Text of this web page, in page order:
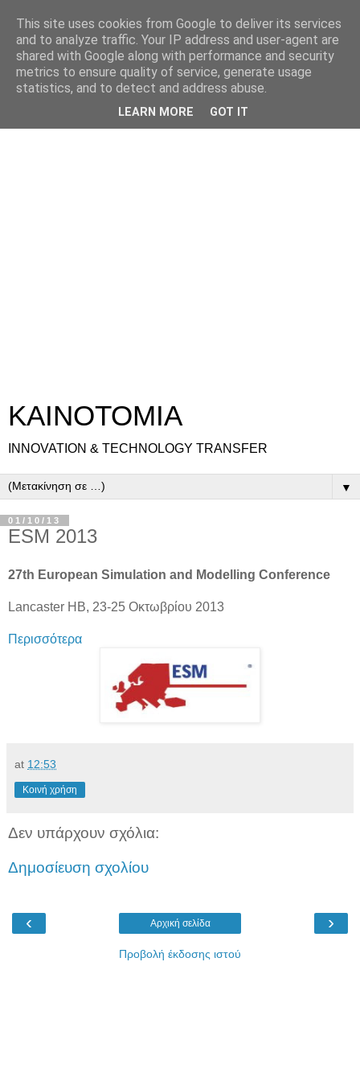
ΚΑΙΝΟΤΟΜΙΑ
INNOVATION & TECHNOLOGY TRANSFER
▼
01/10/13
ESM 2013
27th European Simulation and Modelling Conference
Lancaster ΗΒ, 23-25 Οκτωβρίου 2013
Περισσότερα
at 12:53
Κοινή χρήση
Δεν υπάρχουν σχόλια:
Δημοσίευση σχολίου
‹ ›
Αρχική σελίδα
Προβολή έκδοσης ιστού
This site uses cookies from Google to deliver its services
and to analyze traffic. Your IP address and user-agent are
shared with Google along with performance and security
metrics to ensure quality of service, generate usage
statistics, and to detect and address abuse.
LEARN MORE GOT IT